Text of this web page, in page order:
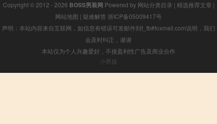
Copyright © 2012 - 2026 BOSS男装网 Powered by 网站分类目录 | 精选推荐文章 |
网站地图 | 疑难解答 浙ICP备05009417号
声明：本站内容来自互联网，如信息有错误可发邮件到f_fb#foxmail.com说明，我们
会及时纠正，谢谢
本站仅为个人兴趣爱好，不接盈利性广告及商业合作
小男孩